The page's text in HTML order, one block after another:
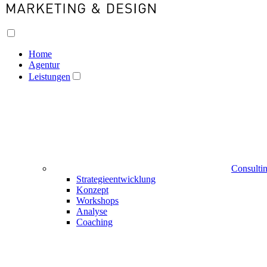
Home
Agentur
Leistungen
Strategieentwicklung
Konzept
Workshops
Analyse
Coaching